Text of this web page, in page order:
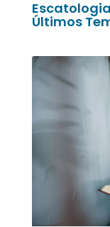
Últimos